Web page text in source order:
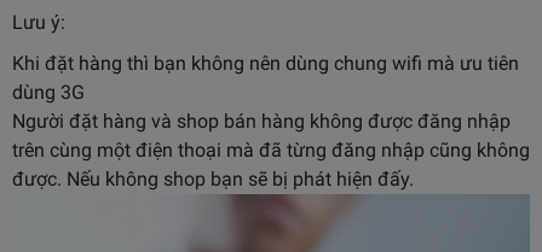
Lưu ý:
Khi đặt hàng thì bạn không nên dùng chung wifi mà ưu tiên
dùng 3G
Người đặt hàng và shop bán hàng không được đăng nhập
trên cùng một điện thoại mà đã từng đăng nhập cũng không
được. Nếu không shop bạn sẽ bị phát hiện đấy.